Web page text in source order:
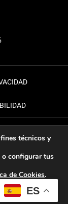
ES
técnicos y
o configurar tus
de Cookies.